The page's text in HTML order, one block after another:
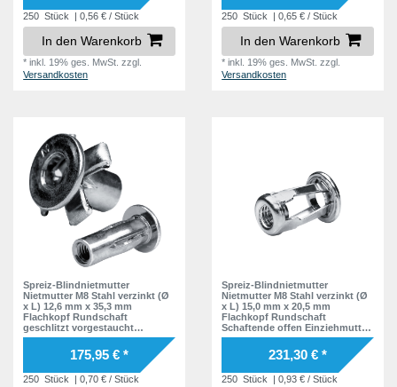
250 Stück | 0,56 € / Stück
In den Warenkorb
*inkl. 19% ges. MwSt. zzgl.
Versandkosten
250 Stück | 0,65 € / Stück
In den Warenkorb
*inkl. 19% ges. MwSt. zzgl.
Versandkosten
Spreiz-Blindnietmutter
Nietmutter M8 Stahl verzinkt (Ø
x L) 12,6 mm x 35,3 mm
Flachkopf Rundschaft
geschlitzt vorgestaucht
Schaftende offen Einziehmutter
Einnietmuttern - GO-SPLIT
175,95 € *
250 Stück | 0,70 € / Stück
Spreiz-Blindnietmutter
Nietmutter M8 Stahl verzinkt (Ø
x L) 15,0 mm x 20,5 mm
Flachkopf Rundschaft
Schaftende offen Einziehmutter
Einnietmuttern - GO-FOUR
231,30 € *
250 Stück | 0,93 € / Stück